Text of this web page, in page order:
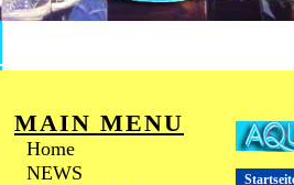
MAIN MENU
Home
NEWS